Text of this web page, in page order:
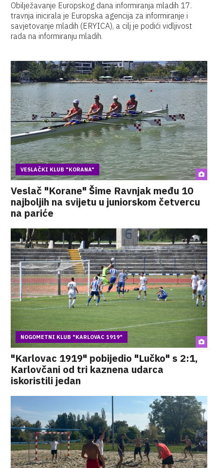
Obilježavanje Europskog dana informiranja mladih 17.
travnja inicirala je Europska agencija za informiranje i
savjetovanje mladih (ERYICA), a cilj je podići vidljivost
rada na informiranju mladih.
VESLAČKI KLUB "KORANA"
Veslač "Korane" Šime Ravnjak među 10
najboljih na svijetu u juniorskom četvercu
na pariće
NOGOMETNI KLUB "KARLOVAC 1919"
"Karlovac 1919" pobijedio "Lučko" s 2:1,
Karlovčani od tri kaznena udarca
iskoristili jedan